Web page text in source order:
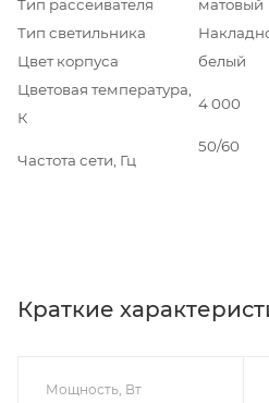
Тип рассеивателя
матовый
Тип светильника
Цвет корпуса
белый
Цветовая температура,
К
4 000
Частота сети, Гц
50/60
Краткие
Мощность, Вт